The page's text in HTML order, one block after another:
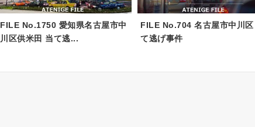
FILE No.1750 愛知県名古屋市中
川区供米田 当て逃...
FILE No.704 名古屋市中川区
て逃げ事件